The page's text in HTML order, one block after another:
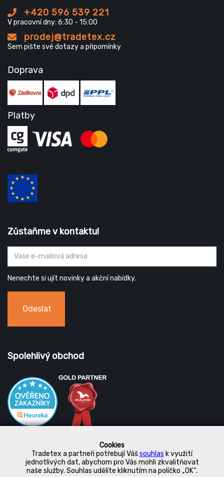
Cookies
Tradetex a partneři potřebují Vášsouhlas k využití
jednotlivých dat, abychom pro Vás mohli zkvalitňovat
naše služby. Souhlas udělíte kliknutím na políčko „OK“.
+420 596 539 221
V pracovní dny: 6:30 - 15:00
prodej@tradetex.cz
Sem pište své dotazy a připomínky
Doprava
Platby
Zůstaňme v kontaktu!
Nenechte si ujít novinky a akční nabídky.
Odeslat
Spolehlivý obchod